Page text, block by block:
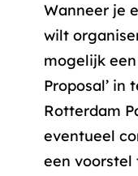
Wanneer je
wilt
mogelijk
Proposal’ in
Rotterdam
eventueel
een voorstel